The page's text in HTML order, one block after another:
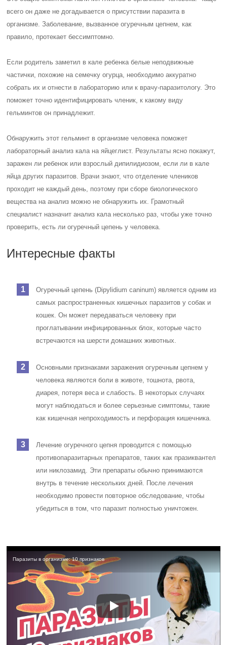
всего он даже не догадывается о присутствии паразита в
организме. Заболевание, вызванное огуречным цепнем, как
правило, протекает бессимптомно.
Если родитель заметил в кале ребенка белые неподвижные
частички, похожие на семечку огурца, необходимо аккуратно
собрать их и отнести в лабораторию или к врачу-паразитологу. Это
поможет точно идентифицировать членик, к какому виду
гельминтов он принадлежит.
Обнаружить этот гельминт в организме человека поможет
лабораторный анализ кала на яйцеглист. Результаты ясно покажут,
заражен ли ребенок или взрослый дипилидиозом, если ли в кале
яйца других паразитов. Врачи знают, что отделение члеников
проходит не каждый день, поэтому при сборе биологического
вещества на анализ можно не обнаружить их. Грамотный
специалист назначит анализ кала несколько раз, чтобы уже точно
проверить, есть ли огуречный цепень у человека.
Интересные факты
Огуречный цепень (Dipylidium caninum) является одним из
самых распространенных кишечных паразитов у собак и
кошек. Он может передаваться человеку при
проглатывании инфицированных блох, которые часто
встречаются на шерсти домашних животных.
Основными признаками заражения огуречным цепнем у
человека являются боли в животе, тошнота, рвота,
диарея, потеря веса и слабость. В некоторых случаях
могут наблюдаться и более серьезные симптомы, такие
как кишечная непроходимость и перфорация кишечника.
Лечение огуречного цепня проводится с помощью
противопаразитарных препаратов, таких как празиквантел
или никлозамид. Эти препараты обычно принимаются
внутрь в течение нескольких дней. После лечения
необходимо провести повторное обследование, чтобы
убедиться в том, что паразит полностью уничтожен.
Паразиты в организме: 10 признаков